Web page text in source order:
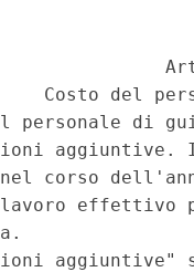
Costo del
personale di
corso
effettivo
aggiuntive"